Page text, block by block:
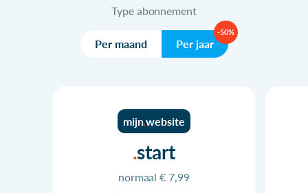
Type abonnement
Per maand Per jaar
-50%
mijn website
start
normaal € 7,99